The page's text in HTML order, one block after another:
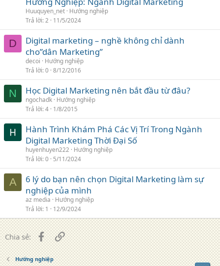
Huuquyen_net Hướng nghiệp
Trả lời 2 11/5/2024
D
Digital marketing – nghề không chỉ dành
cho”dân Marketing”
decoi
Hướng nghiệp
Trả lời 0 8/12/2016
N Học Digital Marketing nên bắt đầu từ đâu?
ngochadk Hướng nghiệp
Trả lời 4 1/8/2015
Hành Trình Khám Phá Các Vị Trí Trong Ngành
Digital Marketing Thời Đại Số
huyenhuyen222 Hướng nghiệp
Trả lời 0 5/11/2024
A
6 lý do bạn nên chọn Digital Marketing làm sự
nghiệp của mình
az media
Hướng nghiệp
Trả lời 1 12/9/2024
Chia sẻ: FacebookLiên kết
Hướng nghiệp